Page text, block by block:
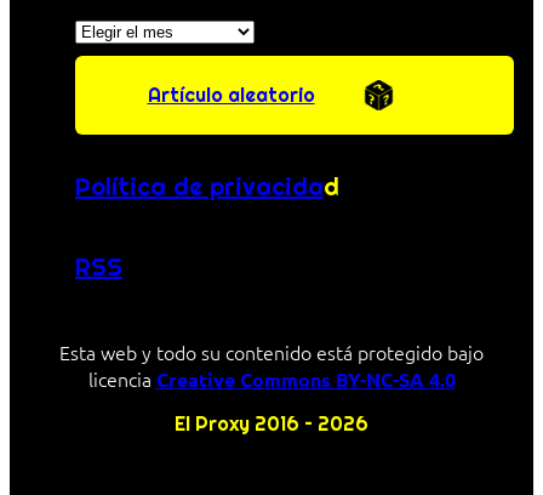
Archivos
Artículo aleatorio
Política de privacidad
RSS
Esta web y todo su contenido está protegido bajo
licencia Creative Commons BY-NC-SA 4.0
El Proxy 2016 – 2026